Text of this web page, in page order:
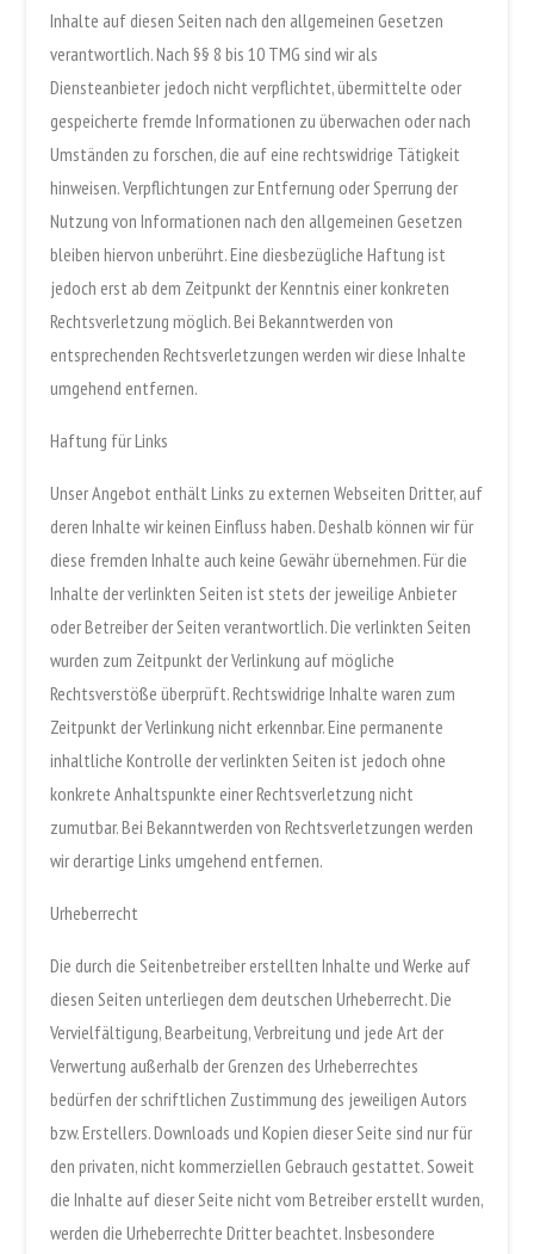
Inhalte auf diesen Seiten nach den allgemeinen Gesetzen
verantwortlich. Nach §§ 8 bis 10 TMG sind wir als
Diensteanbieter jedoch nicht verpflichtet, übermittelte oder
gespeicherte fremde Informationen zu überwachen oder nach
Umständen zu forschen, die auf eine rechtswidrige Tätigkeit
hinweisen. Verpflichtungen zur Entfernung oder Sperrung der
Nutzung von Informationen nach den allgemeinen Gesetzen
bleiben hiervon unberührt. Eine diesbezügliche Haftung ist
jedoch erst ab dem Zeitpunkt der Kenntnis einer konkreten
Rechtsverletzung möglich. Bei Bekanntwerden von
entsprechenden Rechtsverletzungen werden wir diese Inhalte
umgehend entfernen.
Haftung für Links
Unser Angebot enthält Links zu externen Webseiten Dritter, auf
deren Inhalte wir keinen Einfluss haben. Deshalb können wir für
diese fremden Inhalte auch keine Gewähr übernehmen. Für die
Inhalte der verlinkten Seiten ist stets der jeweilige Anbieter
oder Betreiber der Seiten verantwortlich. Die verlinkten Seiten
wurden zum Zeitpunkt der Verlinkung auf mögliche
Rechtsverstöße überprüft. Rechtswidrige Inhalte waren zum
Zeitpunkt der Verlinkung nicht erkennbar. Eine permanente
inhaltliche Kontrolle der verlinkten Seiten ist jedoch ohne
konkrete Anhaltspunkte einer Rechtsverletzung nicht
zumutbar. Bei Bekanntwerden von Rechtsverletzungen werden
wir derartige Links umgehend entfernen.
Urheberrecht
Die durch die Seitenbetreiber erstellten Inhalte und Werke auf
diesen Seiten unterliegen dem deutschen Urheberrecht. Die
Vervielfältigung, Bearbeitung, Verbreitung und jede Art der
Verwertung außerhalb der Grenzen des Urheberrechtes
bedürfen der schriftlichen Zustimmung des jeweiligen Autors
bzw. Erstellers. Downloads und Kopien dieser Seite sind nur für
den privaten, nicht kommerziellen Gebrauch gestattet. Soweit
die Inhalte auf dieser Seite nicht vom Betreiber erstellt wurden,
werden die Urheberrechte Dritter beachtet. Insbesondere